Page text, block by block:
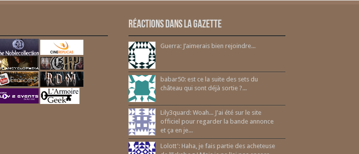
Réactions dans la gazette
Guerra: J’aimerais bien rejoindre...
babar50: est ce la suite des sets du
château qui sont déjà sortie ?...
Lily3quard: Woah... J'ai été sur le site
officiel pour regarder la bande annonce
et ça en je...
Lolott': Haha, je fais partie des acheteuse